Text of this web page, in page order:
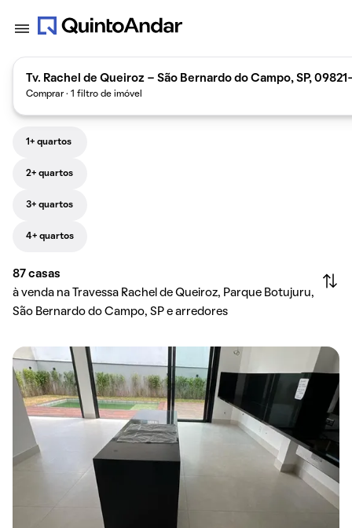
Tv. Rachel de Queiroz - São Bernardo do Campo, SP,
Comprar · 1 filtro de imóvel
1+ quartos
2+ quartos
3+ quartos
4+ quartos
87 casas
à venda na Travessa Rachel de Queiroz, Parque Botujuru,
São Bernardo do Campo, SP e arredores